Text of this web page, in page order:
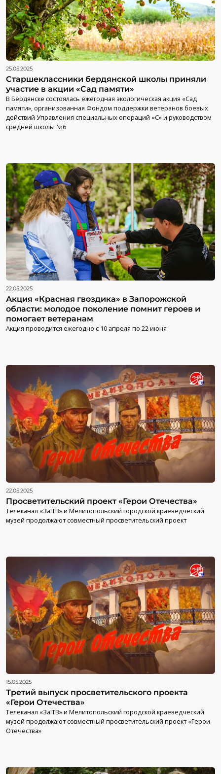
25.05.2025
Старшеклассники бердянской школы приняли
участие в акции «Сад памяти»
В Бердянске состоялась ежегодная экологическая акция «Сад
памяти», организованная Фондом поддержки ветеранов боевых
действий Управления специальных операций «С» и руководством
средней школы №6
22.05.2025
Акция «Красная гвоздика» в Запорожской
области: молодое поколение помнит героев и
помогает ветеранам
Акция проводится ежегодно с 10 апреля по 22 июня
22.05.2025
Просветительский проект «Герои Отечества»
Телеканал «За!ТВ» и Мелитопольский городской краеведческий
музей продолжают совместный просветительский проект
15.05.2025
Третий выпуск просветительского проекта
«Герои Отечества»
Телеканал «За!ТВ» и Мелитопольский городской краеведческий
музей продолжают совместный просветительский проект «Герои
Отечества»